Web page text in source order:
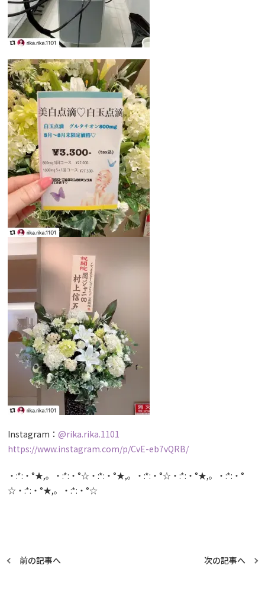
Instagram：@rika.rika.1101
https://www.instagram.com/p/CvE-eb7vQRB/
・:*:・°★,。・:*:・°☆・:*:・°★,。・:*:・°☆・:*:・°★,。・:*:・°
☆・:*:・°★,。・:*:・°☆
前の記事へ 次の記事へ